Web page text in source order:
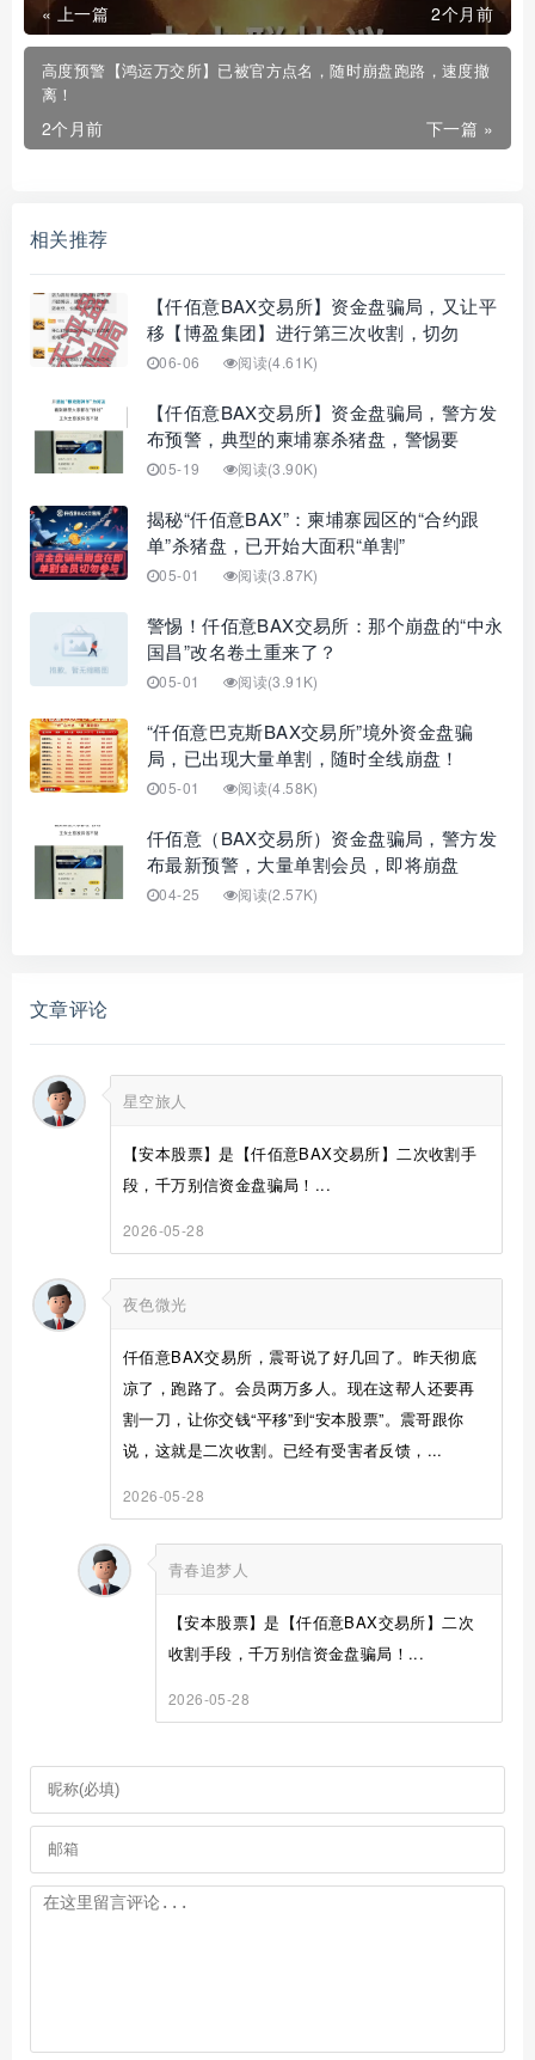
« 上一篇 2个月前
高度预警【鸿运万交所】已被官方点名，随时崩盘跑路，速度撤
离！
下一篇 »
2个月前
相关推荐
【仟佰意BAX交易所】资金盘骗局，又让平
移【博盈集团】进行第三次收割，切勿
06-06 阅读(4.61K)
【仟佰意BAX交易所】资金盘骗局，警方发
布预警，典型的柬埔寨杀猪盘，警惕要
05-19 阅读(3.90K)
揭秘“仟佰意BAX”：柬埔寨园区的“合约跟
单”杀猪盘，已开始大面积“单割”
05-01 阅读(3.87K)
警惕！仟佰意BAX交易所：那个崩盘的“中永
国昌”改名卷土重来了？
05-01 阅读(3.91K)
“仟佰意巴克斯BAX交易所”境外资金盘骗
局，已出现大量单割，随时全线崩盘！
05-01 阅读(4.58K)
仟佰意（BAX交易所）资金盘骗局，警方发
布最新预警，大量单割会员，即将崩盘
04-25 阅读(2.57K)
文章评论
星空旅人
【安本股票】是【仟佰意BAX交易所】二次收割手
段，千万别信资金盘骗局！...
2026-05-28
夜色微光
仟佰意BAX交易所，震哥说了好几回了。昨天彻底
凉了，跑路了。会员两万多人。现在这帮人还要再
割一刀，让你交钱“平移”到“安本股票”。震哥跟你
说，这就是二次收割。已经有受害者反馈，...
2026-05-28
青春追梦人
【安本股票】是【仟佰意BAX交易所】二次
收割手段，千万别信资金盘骗局！...
2026-05-28